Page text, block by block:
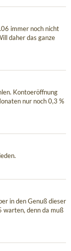
immer noch nicht
daher das ganze
Kontoeröffnung
nur noch 0,3 %
in den Genuß dieser
warten, denn da muß